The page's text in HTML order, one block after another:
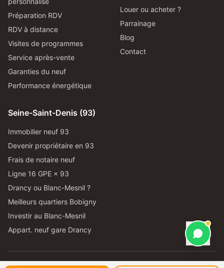
Préparation RDV
RDV à distance
Visites de programmes
Service après-vente
Garanties du neuf
Performance énergétique
Louer ou acheter ?
Parrainage
Blog
Contact
Seine-Saint-Denis (93)
Immobilier neuf 93
Devenir propriétaire en 93
Frais de notaire neuf
Ligne 16 GPE × 93
Drancy ou Blanc-Mesnil ?
Meilleurs quartiers Bobigny
Investir au Blanc-Mesnil
Appart. neuf gare Drancy